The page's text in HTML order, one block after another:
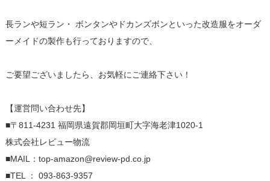
長ランや短ラン・ ボンタンやドカンズボンといった改造服をオーダ
ーメイドの製作も行っておりますので、
ご要望ございましたら、お気軽にご連絡下さい！
【運営問い合わせ先】
■〒811-4231 福岡県遠賀郡岡垣町大字海老津1020-1
株式会社レビュー物流
■MAIL：top-amazon@review-pd.co.jp
■TEL ： 093-863-9357